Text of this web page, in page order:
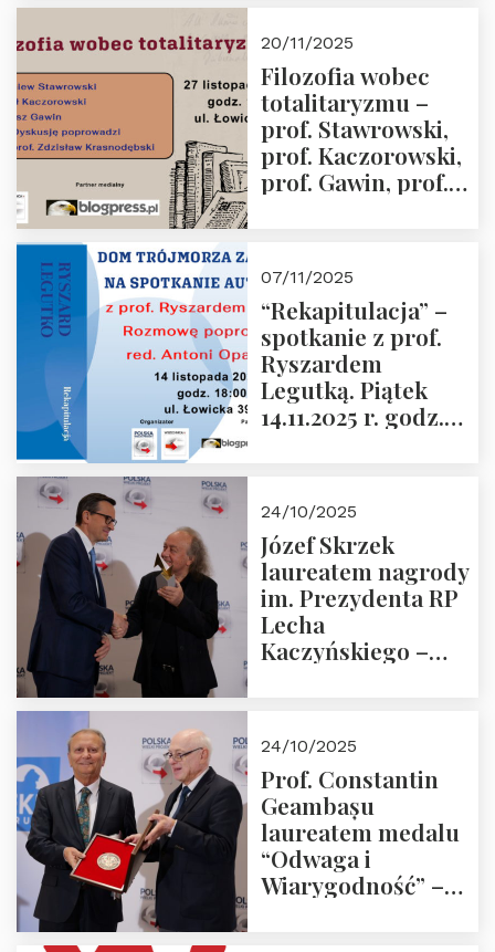
Przemysław
Sobolewski – 4
grudnia 2025 r.
godz. 18:00.
20/11/2025
Filozofia wobec
totalitaryzmu –
prof. Stawrowski,
prof. Kaczorowski,
prof. Gawin, prof.
07/11/2025
“Rekapitulacja” –
spotkanie z prof.
Ryszardem
Legutką. Piątek
14.11.2025 r. godz.
24/10/2025
Józef Skrzek
laureatem nagrody
im. Prezydenta RP
Lecha
Kaczyńskiego –
24/10/2025
Prof. Constantin
Geambașu
laureatem medalu
“Odwaga i
Wiarygodność” –